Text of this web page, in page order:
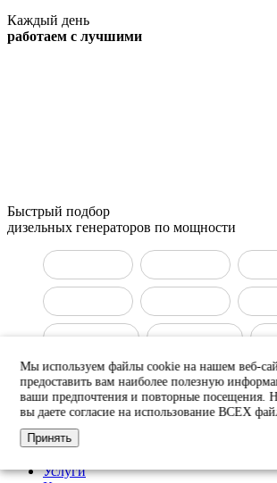
Каждый день
работаем с лучшими
Быстрый подбор
дизельных генераторов по мощности
ДГУ 400 кВт ДГУ 500 кВт
ДГУ 1000 кВт
Услуги
Мы используем файлы cookie на нашем веб-
предоставить вам наиболее полезную
ваши предпочтения и повторные посещения.
вы даете согласие на использование ВСЕХ
Принять